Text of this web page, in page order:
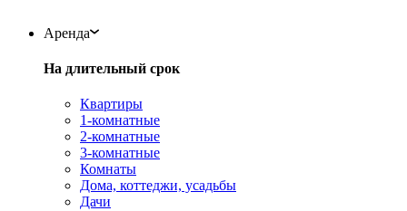
Аренда
На длительный срок
Квартиры
1-комнатные
2-комнатные
3-комнатные
Комнаты
Дома, коттеджи, усадьбы
Дачи